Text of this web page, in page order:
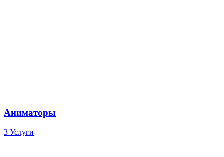
Аниматоры
3 Услуги